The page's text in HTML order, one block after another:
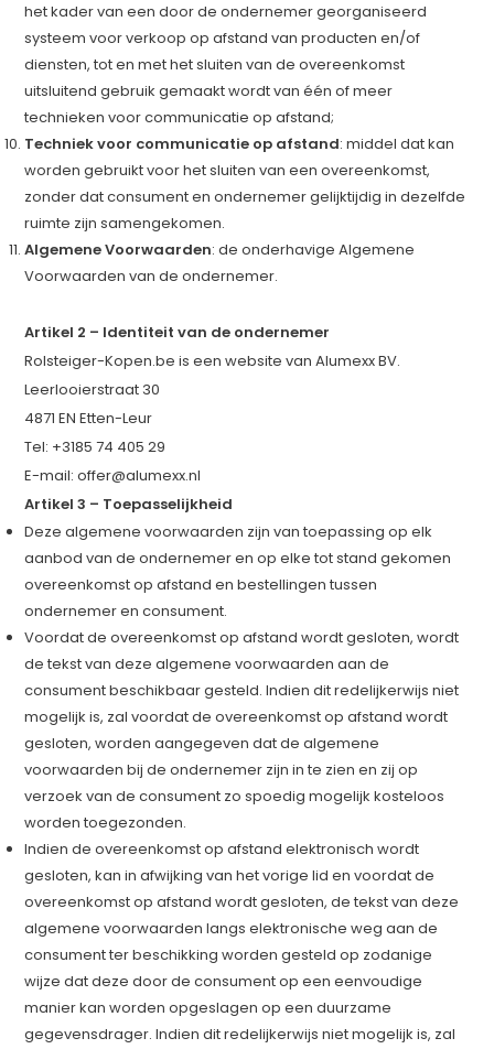
het kader van een door de ondernemer georganiseerd
systeem voor verkoop op afstand van producten en/of
diensten, tot en met het sluiten van de overeenkomst
uitsluitend gebruik gemaakt wordt van één of meer
technieken voor communicatie op afstand;
Techniek voor communicatie op afstand: middel dat kan
worden gebruikt voor het sluiten van een overeenkomst,
zonder dat consument en ondernemer gelijktijdig in dezelfde
ruimte zijn samengekomen.
Algemene Voorwaarden: de onderhavige Algemene
Voorwaarden van de ondernemer.
Artikel 2 – Identiteit van de ondernemer
Rolsteiger-Kopen.be is een website van Alumexx BV.
Leerlooierstraat 30
4871 EN Etten-Leur
Tel: +3185 74 405 29
E-mail:offer@alumexx.nl
Artikel 3 – Toepasselijkheid
Deze algemene voorwaarden zijn van toepassing op elk
aanbod van de ondernemer en op elke tot stand gekomen
overeenkomst op afstand en bestellingen tussen
ondernemer en consument.
Voordat de overeenkomst op afstand wordt gesloten, wordt
de tekst van deze algemene voorwaarden aan de
consument beschikbaar gesteld. Indien dit redelijkerwijs niet
mogelijk is, zal voordat de overeenkomst op afstand wordt
gesloten, worden aangegeven dat de algemene
voorwaarden bij de ondernemer zijn in te zien en zij op
verzoek van de consument zo spoedig mogelijk kosteloos
worden toegezonden.
Indien de overeenkomst op afstand elektronisch wordt
gesloten, kan in afwijking van het vorige lid en voordat de
overeenkomst op afstand wordt gesloten, de tekst van deze
algemene voorwaarden langs elektronische weg aan de
consument ter beschikking worden gesteld op zodanige
wijze dat deze door de consument op een eenvoudige
manier kan worden opgeslagen op een duurzame
gegevensdrager. Indien dit redelijkerwijs niet mogelijk is, zal